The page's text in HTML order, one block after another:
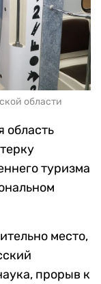
области
область
туризма
место,
прорыв к